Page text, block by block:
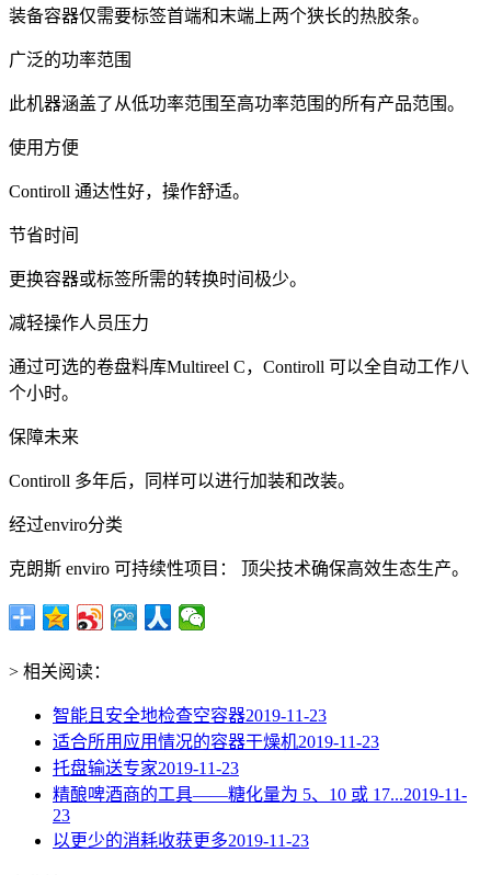
装备容器仅需要标签首端和末端上两个狭长的热胶条。
广泛的功率范围
此机器涵盖了从低功率范围至高功率范围的所有产品范围。
使用方便
Contiroll 通达性好，操作舒适。
节省时间
更换容器或标签所需的转换时间极少。
减轻操作人员压力
通过可选的卷盘料库Multireel C，Contiroll 可以全自动工作八
个小时。
保障未来
Contiroll 多年后，同样可以进行加装和改装。
经过enviro分类
克朗斯 enviro 可持续性项目： 顶尖技术确保高效生态生产。
> 相关阅读：
智能且安全地检查空容器2019-11-23
适合所用应用情况的容器干燥机2019-11-23
托盘输送专家2019-11-23
精酿啤酒商的工具——糖化量为 5、10 或 17...2019-11-
23
以更少的消耗收获更多2019-11-23